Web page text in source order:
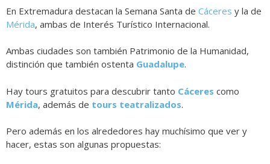
En Extremadura destacan la Semana Santa de Cáceres y la de
Mérida, ambas de Interés Turístico Internacional.
Ambas ciudades son también Patrimonio de la Humanidad,
distinción que también ostenta Guadalupe.
Hay tours gratuitos para descubrir tanto Cáceres como
Mérida, además de tours teatralizados.
Pero además en los alrededores hay muchísimo que ver y
hacer, estas son algunas propuestas: